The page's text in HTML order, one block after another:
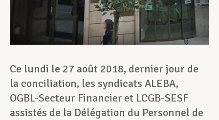
Actualités
Ce lundi le 27 août 2018, dernier jour de
la conciliation, les syndicats ALEBA,
OGBL-Secteur Financier et LCGB-SESF
assistés de la Délégation du Personnel de